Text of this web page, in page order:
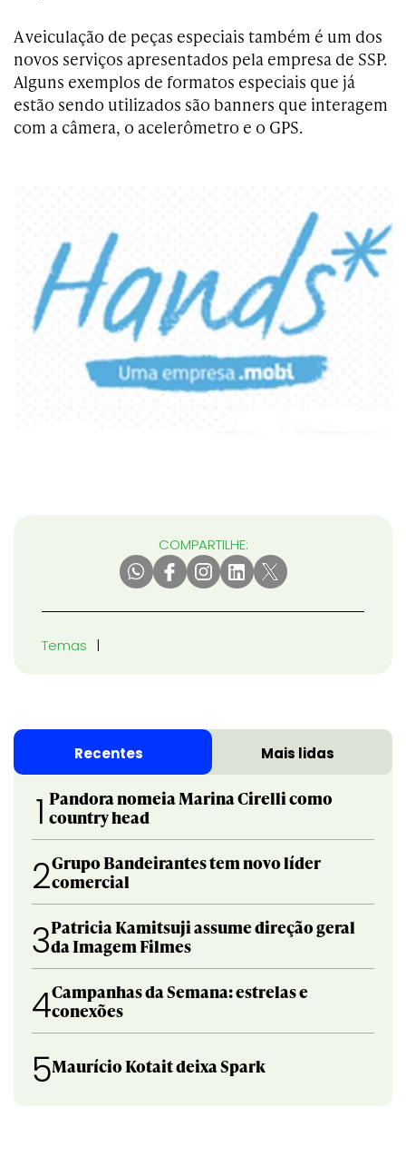
A veiculação de peças especiais também é um dos
novos serviços apresentados pela empresa de SSP.
Alguns exemplos de formatos especiais que já
estão sendo utilizados são banners que interagem
com a câmera, o acelerômetro e o GPS.
COMPARTILHE:
Temas
Recentes Mais lidas
1 Pandora nomeia Marina Cirelli como
country head
2Grupo Bandeirantes tem novo líder
comercial
3Patricia Kamitsuji assume direção geral
da Imagem Filmes
4Campanhas da Semana: estrelas e
conexões
5Maurício Kotait deixa Spark